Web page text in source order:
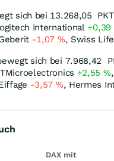
sich bei 13.268,05 PKT
International +0,39
-1,07 %, Swiss
sich bei 7.968,42
+2,55 %
-3,57 %, Hermes
DAX mit